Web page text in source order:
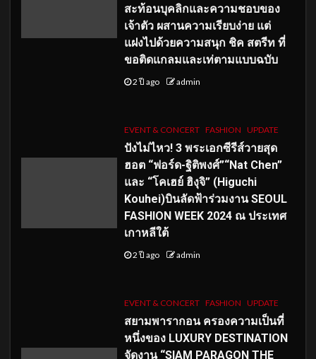
สะท้อนบุคลิกและความชอบของ
เจ้าตัว ผสานความเรียบง่าย แต่
แฝงไปด้วยความสนุก ชิค สตรีท ที่
ขอติดแกลมและเท่ตามแบบฉบับ
2 ปี ago admin
EVENT & CONCERT FASHION UPDATE
ปังไม่ไหว! 3 พระเอกซีรีส์วายสุด
ฮอต “ฟอร์ด-ฐิติพงศ์”“Nat Chen”
และ “โคเฮย์ ฮิงุจิ” (Higuchi
Kouhei)บินลัดฟ้าร่วมงาน SEOUL
FASHION WEEK 2024 ณ ประเทศ
เกาหลีใต้
2 ปี ago admin
EVENT & CONCERT FASHION UPDATE
สยามพารากอน ครองความเป็นที่
หนึ่งของ LUXURY DESTINATION
จัดงาน “SIAM PARAGON THE